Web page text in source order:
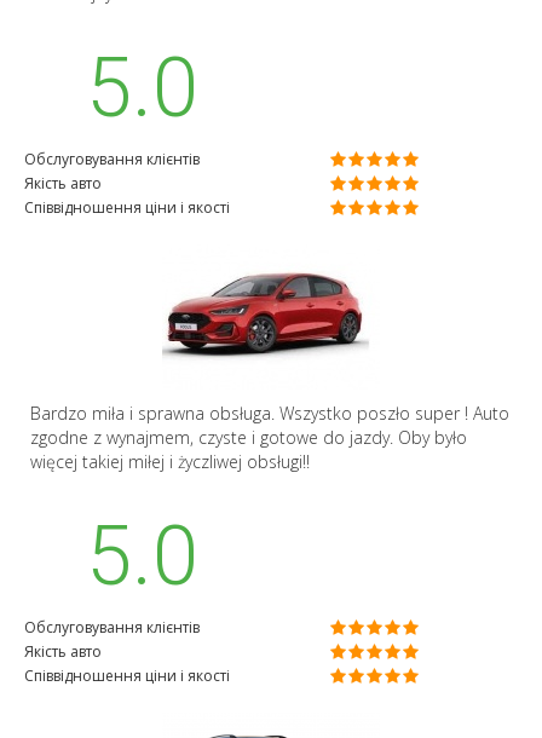
5.0
Обслуговування клієнтів
Якість авто
Співвідношення ціни і якості
Bardzo miła i sprawna obsługa. Wszystko poszło super ! Auto
zgodne z wynajmem, czyste i gotowe do jazdy. Oby było
więcej takiej miłej i życzliwej obsługi!!
5.0
Обслуговування клієнтів
Якість авто
Співвідношення ціни і якості